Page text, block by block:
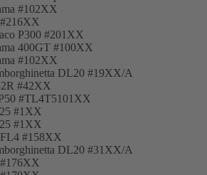
#102XX
P300 #201XX
400GT #100XX
#102XX
DL20 #19XX/A
#42XX
#TL4T5101XX
#1XX
#1XX
#158XX
DL20 #31XX/A